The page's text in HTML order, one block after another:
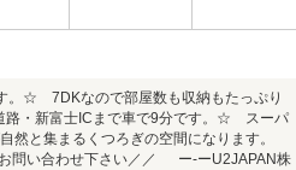
☆ 7DKなので部屋数も収納もたっぷり
・新富士ICまで車で9分です。☆ スーパ
と集まるくつろぎの空間になります。
い合わせ下さい／／ ー-ーU2JAPAN株